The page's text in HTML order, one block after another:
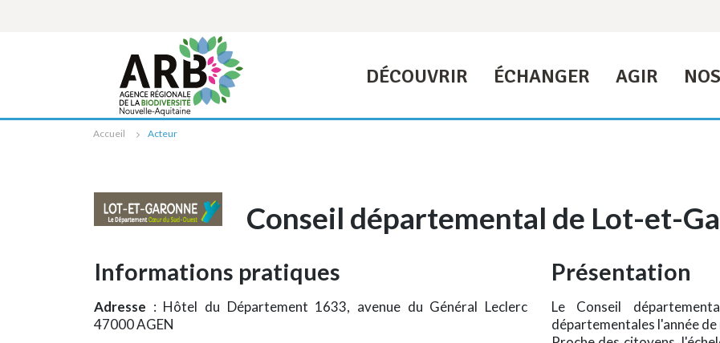
DÉCOUVRIR ÉCHANGER AGIR
Accueil Acteur
Conseil départemental de Lot-et-
Informations pratiques
Adresse : Hôtel du Département 1633, avenue du Général Leclerc
47000 AGEN
Présentation
Le Conseil
départementales l'année